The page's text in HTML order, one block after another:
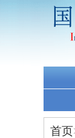
首页